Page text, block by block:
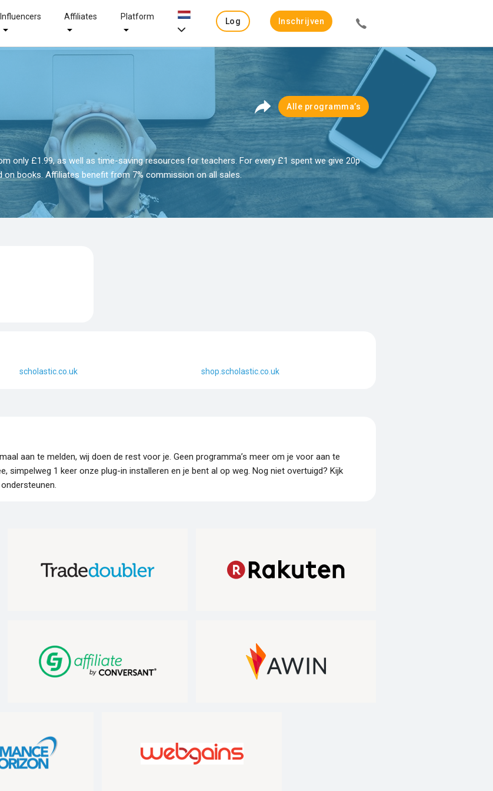
Influencers Affiliates Platform
Log
Inschrijven
Alle programma’s
only £1.99, as well as time-saving resources for teachers. For every £1 spent we give 20p
books. Affiliates benefit from 7% commission on all sales.
scholastic.co.uk shop.scholastic.co.uk
aan te melden, wij doen de rest voor je. Geen programma’s meer om je voor aan te
simpelweg 1 keer onze plug-in installeren en je bent al op weg. Nog niet overtuigd? Kijk